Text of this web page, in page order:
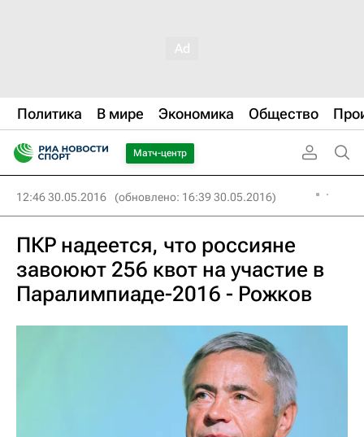
Политика В мире Экономика Общество
Матч-центр
12:46 30.05.2016 (обновлено: 16:39 30.05.2016)
ПКР надеется, что россияне
завоюют 256 квот на участие в
Паралимпиаде-2016 - Рожков